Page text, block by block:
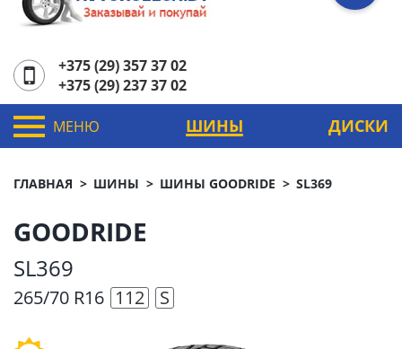
+375 (29) 357 37 02
+375 (29) 237 37 02
МЕНЮ ШИНЫ ДИСКИ
ГЛАВНАЯ ШИНЫ ШИНЫ GOODRIDE SL369
GOODRIDE
SL369
265/70 R16 112 S